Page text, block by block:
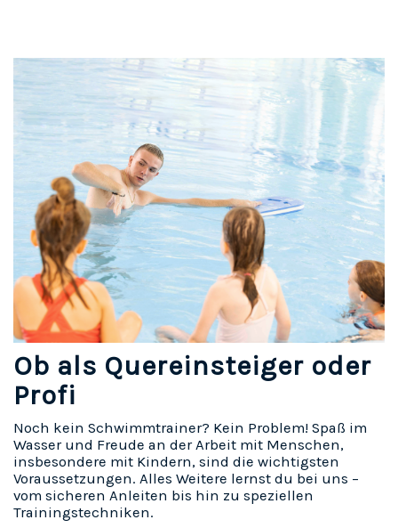
Ob als Quereinsteiger oder
Profi
Noch kein Schwimmtrainer? Kein Problem! Spaß im
Wasser und Freude an der Arbeit mit Menschen,
insbesondere mit Kindern, sind die wichtigsten
Voraussetzungen. Alles Weitere lernst du bei uns –
vom sicheren Anleiten bis hin zu speziellen
Trainingstechniken.